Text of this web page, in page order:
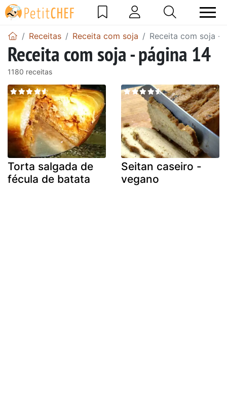
Receitas Receita com soja Receita com soja -
Receita com soja - página 14
1180 receitas
Torta salgada de
fécula de batata
Seitan caseiro -
vegano